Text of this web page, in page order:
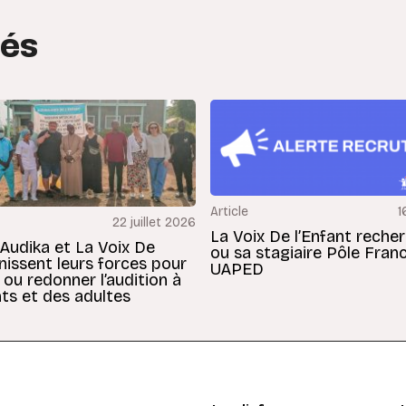
22 juillet 2026
et La Voix De
leurs forces pour
redonner l’audition à
et des adultes
Article
La Voix De l’Enfant
ou sa stagiaire Pôle
UAPED